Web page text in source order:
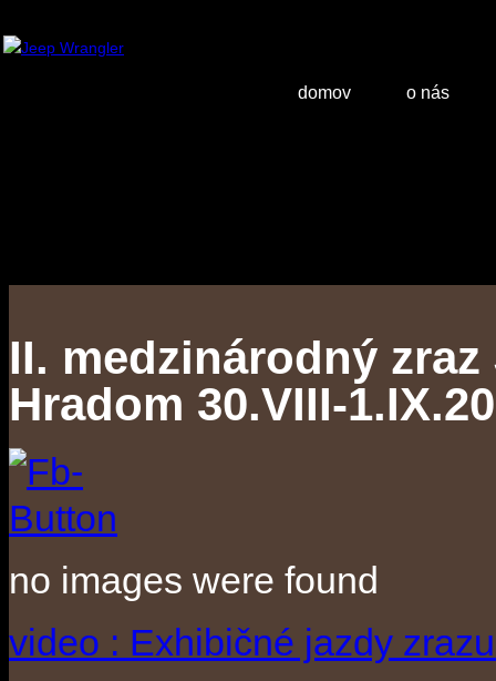
domov o nás
II. medzinárodný
Hradom 30.VIII-
no images were found
video : Exhibičné jazdy